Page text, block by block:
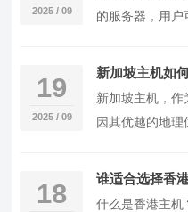
2025 / 09
的服务器，用户
问速度…
19
2025 / 09
新加坡主机如
新加坡主机，作
因其优越的地
照性价比和…
18 谁适合选择香
什么是香港主机